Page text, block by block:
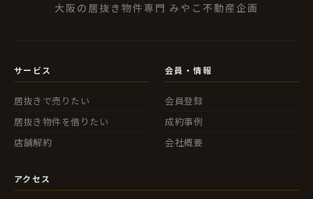
大阪の居抜き物件専門 みやこ不動産企画
サービス
居抜きで売りたい
居抜き物件を借りたい
店舗解約
会員・情報
会員登録
成約事例
会社概要
アクセス